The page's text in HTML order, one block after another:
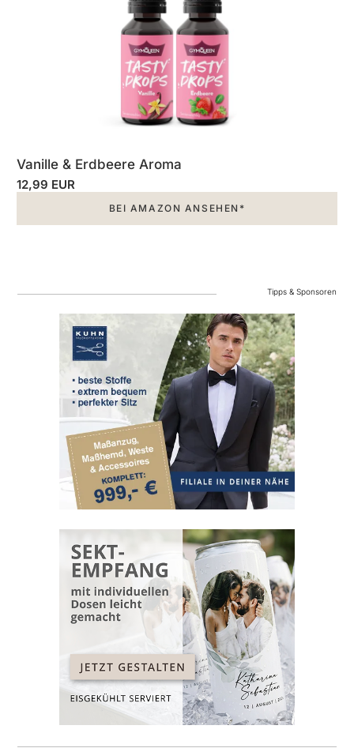
Vanille & Erdbeere Aroma
12,99 EUR
BEI AMAZON ANSEHEN*
Tipps & Sponsoren